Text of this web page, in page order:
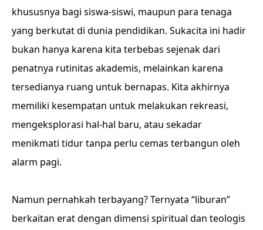
khususnya bagi siswa-siswi, maupun para tenaga
yang berkutat di dunia pendidikan. Sukacita ini hadir
bukan hanya karena kita terbebas sejenak dari
penatnya rutinitas akademis, melainkan karena
tersedianya ruang untuk bernapas. Kita akhirnya
memiliki kesempatan untuk melakukan rekreasi,
mengeksplorasi hal-hal baru, atau sekadar
menikmati tidur tanpa perlu cemas terbangun oleh
alarm pagi.
Namun pernahkah terbayang? Ternyata “liburan”
berkaitan erat dengan dimensi spiritual dan teologis